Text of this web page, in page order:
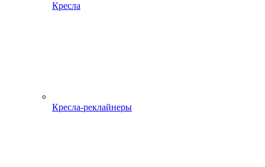
Кресла
Кресла-реклайнеры